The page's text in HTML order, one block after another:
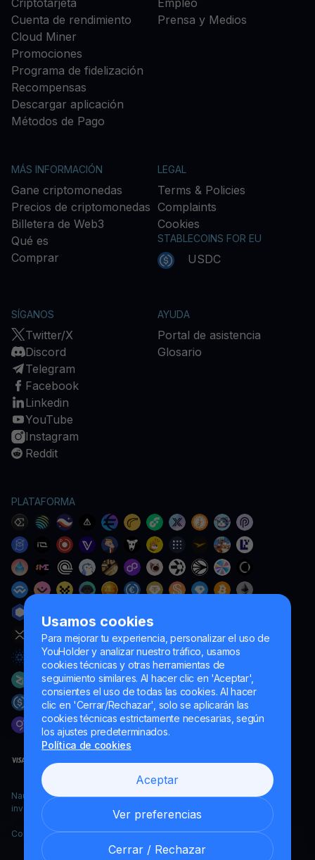
Usamos cookies
Para mejorar tu experiencia, personalizar el uso de
YouHolder y analizar nuestro tráfico, usamos
cookies técnicas y otras herramientas de
seguimiento similares. Al hacer clic en 'Aceptar',
consientes el uso de todas las cookies. Al hacer
clic en 'Cerrar/Rechazar', solo se aplicarán las
cookies técnicas estrictamente necesarias, según
los ajustes predeterminados.
Política de cookies
Aceptar
Ver preferencias
Cerrar / Rechazar
Criptotarjeta
Cuenta de rendimiento
Cloud Miner
Promociones
Programa de fidelización
Recompensas
Descargar aplicación
Métodos de Pago
Empleo
Prensa y Medios
MÁS INFORMACIÓN
Gane criptomonedas
Precios de criptomonedas
Billetera de Web3
Qué es
Comprar
LEGAL
Terms & Policies
Complaints
Cookies
STABLECOINS FOR EU
USDC
SÍGANOS
Twitter/X
Discord
Telegram
Facebook
Linkedin
YouTube
Instagram
Reddit
AYUDA
Portal de asistencia
Glosario
PLATAFORMA
Naumard LTD. – únicamente para fines de desarrollo informático,
investigación y marketing
Copyright YouHodler, 2026.